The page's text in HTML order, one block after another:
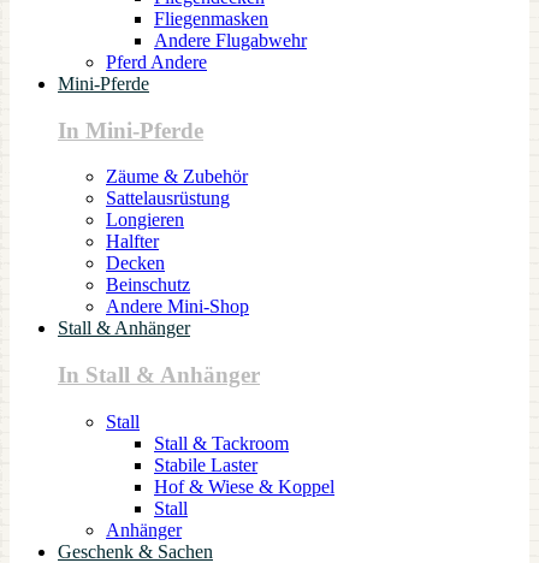
Fliegenmasken
Andere Flugabwehr
Pferd Andere
Mini-Pferde
In Mini-Pferde
Zäume & Zubehör
Sattelausrüstung
Longieren
Halfter
Decken
Beinschutz
Andere Mini-Shop
Stall & Anhänger
In Stall & Anhänger
Stall
Stall & Tackroom
Stabile Laster
Hof & Wiese & Koppel
Stall
Anhänger
Geschenk & Sachen